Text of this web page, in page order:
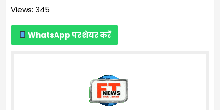
Views: 345
WhatsApp पर शेयर करें